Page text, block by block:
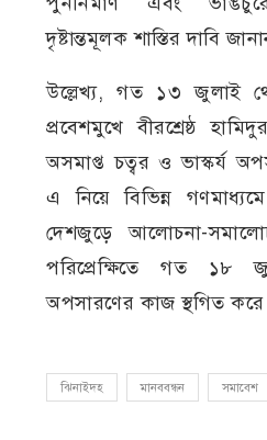
দৃষ্টান্তমূলক শাস্তির দাবি
উল্লেখ্য, গত ১৩ জুলাই
প্রবেশমুখে বীরশ্রেষ্ঠ
অসমাপ্ত চত্বর ও ভাস্কর্য
এ নিয়ে বিভিন্ন
দেশজুড়ে আলোচনা-
পরিপ্রেক্ষিতে গত ১৮
অপসারণের কাজ স্থগিত করে
ঝিনাইদহ মানববন্ধন সমাবেশ